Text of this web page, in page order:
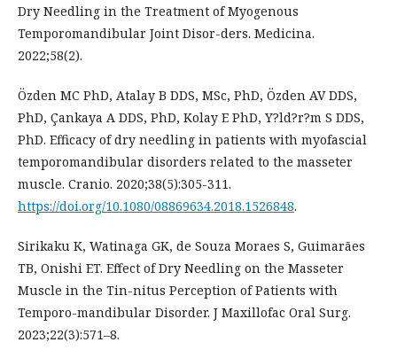
Dry Needling in the Treatment of Myogenous
Temporomandibular Joint Disor-ders. Medicina.
2022;58(2).
Özden MC PhD, Atalay B DDS, MSc, PhD, Özden AV DDS,
PhD, Çankaya A DDS, PhD, Kolay E PhD, Y?ld?r?m S DDS,
PhD. Efficacy of dry needling in patients with myofascial
temporomandibular disorders related to the masseter
muscle. Cranio. 2020;38(5):305-311.
https://doi.org/10.1080/08869634.2018.1526848.
Sirikaku K, Watinaga GK, de Souza Moraes S, Guimarães
TB, Onishi ET. Effect of Dry Needling on the Masseter
Muscle in the Tin-nitus Perception of Patients with
Temporo-mandibular Disorder. J Maxillofac Oral Surg.
2023;22(3):571–8.